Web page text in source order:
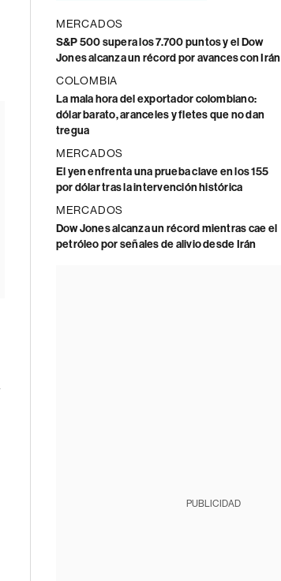
MERCADOS
S&P 500 supera los 7.700 puntos y el Dow
Jones alcanza un récord por avances con Irán
COLOMBIA
La mala hora del exportador colombiano:
dólar barato, aranceles y fletes que no dan
tregua
MERCADOS
El yen enfrenta una prueba clave en los 155
por dólar tras la intervención histórica
MERCADOS
Dow Jones alcanza un récord mientras cae el
petróleo por señales de alivio desde Irán
PUBLICIDAD